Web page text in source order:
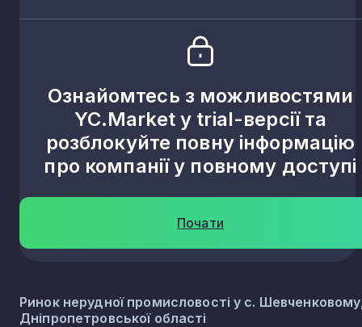
Ознайомтесь з можливостями
YC.Market у trial-версії та
розблокуйте повну інформацію
про компанії у повному доступі
Почати
Ринок нерудної промисловості у с.
Дніпропетровської області